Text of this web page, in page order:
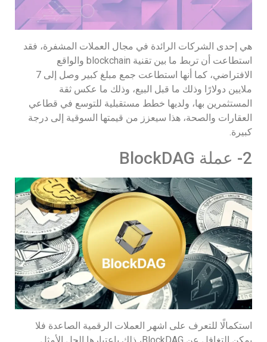
هي إحدى الشركات الرائدة في مجال العملات المشفرة، فقد
استطاعت أن تربط ما بين تقنية blockchain والواقع
الافتراضي، كما أنها استطاعت جمع مبلغ كبير وصل إلى 7
ملايين دولارًا وذلك ما قبل البيع، وذلك ما عكس ثقة
المستثمرين بها، ولديها خطط مستقبلية للتوسع في قطاعي
العقارات والصحة، هذا سيعزز من قيمتها السوقية إلى درجة
كبيرة.
2- عملة BlockDAG
استكمالًا للتعرف على اشهر العملات الرقمية الصاعدة فلا